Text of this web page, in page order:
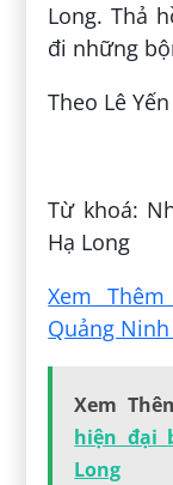
Long. Thả
đi những
Theo Lê
Từ khoá:
Hạ Long
Xem
Quảng
Xem
hiện đại
Long